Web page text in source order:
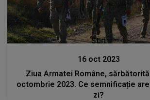
Stiri
16 oct 2023
Ziua Armatei Române,
octombrie 2023. Ce semnificație
zi?